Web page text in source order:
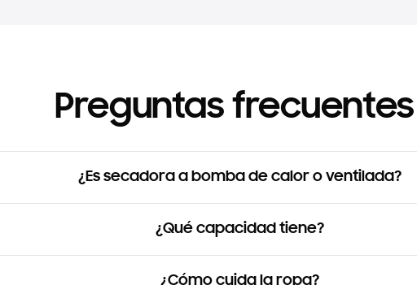
Preguntas frecuentes
¿Es secadora a bomba de calor o ventilada?
¿Qué capacidad tiene?
¿Cómo cuida la ropa?